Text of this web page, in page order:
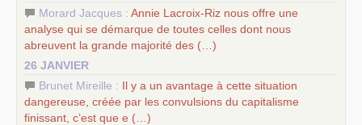
Morard Jacques : Annie Lacroix-Riz nous offre une
analyse qui se démarque de toutes celles dont nous
abreuvent la grande majorité des (…)
26 JANVIER
Brunet Mireille : Il y a un avantage à cette situation
dangereuse, créée par les convulsions du capitalisme
finissant, c’est que e (…)